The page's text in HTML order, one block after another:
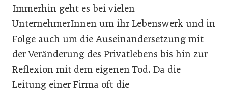
Immerhin geht es bei vielen
UnternehmerInnen um ihr Lebenswerk und in
Folge auch um die Auseinandersetzung mit
der Veränderung des Privatlebens bis hin zur
Reflexion mit dem eigenen Tod. Da die
Leitung einer Firma oft die